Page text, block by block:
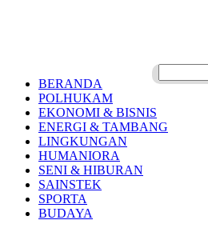
BERANDA
POLHUKAM
EKONOMI & BISNIS
ENERGI & TAMBANG
LINGKUNGAN
HUMANIORA
SENI & HIBURAN
SAINSTEK
SPORTA
BUDAYA